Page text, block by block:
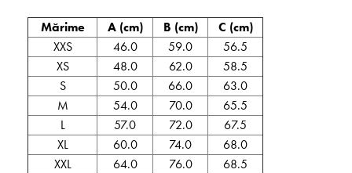
Mărime A (cm) B (cm)
C (cm)
XXS
46.0 59.0
56.5
XS
48.0 62.0
58.5
S
50.0 66.0
63.0
M
54.0 70.0
65.5
L
57.0 72.0
67.5
XL
60.0 74.0
68.0
XXL
64.0 76.0
68.5